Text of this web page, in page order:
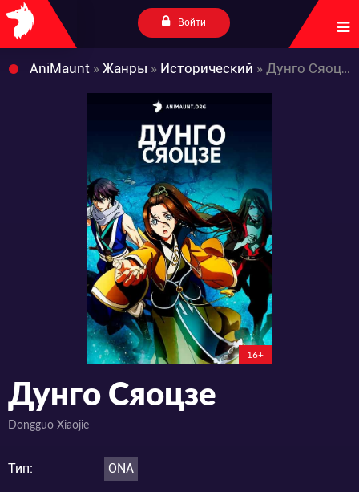
Войти
AniMaunt » Жанры » Исторический » Дунго Сяоцзе
16+
Дунго Сяоцзе
Dongguo Xiaojie
Тип: ONA